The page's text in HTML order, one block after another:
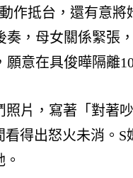
作抵台，還有意
奏，母女關係緊張
意在具俊曄隔離
照片，寫著「對著
得出怒火未消。